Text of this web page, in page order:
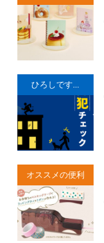
商品
ひろしです...
オススメの便利
商品